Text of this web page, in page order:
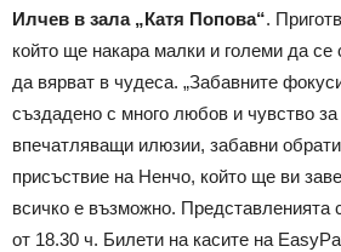
Илчев в зала „Катя Попова“.
който ще накара малки и големи да се
да вярват в чудеса. „Забавните
създадено с много любов и чувство
впечатляващи илюзии, забавни
присъствие на Ненчо, който ще ви
всичко е възможно. Представленията
от 18.30 ч. Билети на касите на